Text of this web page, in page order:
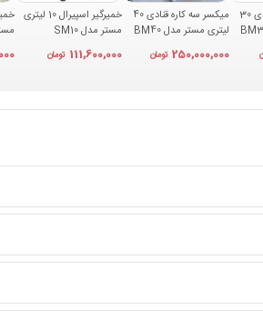
میکسر سه کاره قنادی 30
میکسر سه کاره قنادی 40
لیتری مستر مدل BM40
250,000,000 تومان
خمیرگیر اسپیرال 10 لیتری
مستر مدل SM10
111,600,000 تومان